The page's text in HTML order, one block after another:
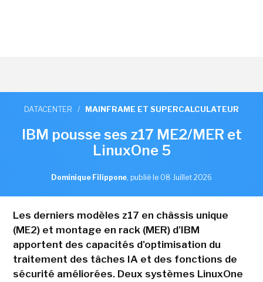
DATACENTER / MAINFRAME ET SUPERCALCULATEUR
IBM pousse ses z17 ME2/MER et
LinuxOne 5
Dominique Filippone, publié le 08 Juillet 2026
Les derniers modèles z17 en châssis unique
(ME2) et montage en rack (MER) d'IBM
apportent des capacités d'optimisation du
traitement des tâches IA et des fonctions de
sécurité améliorées. Deux systèmes LinuxOne